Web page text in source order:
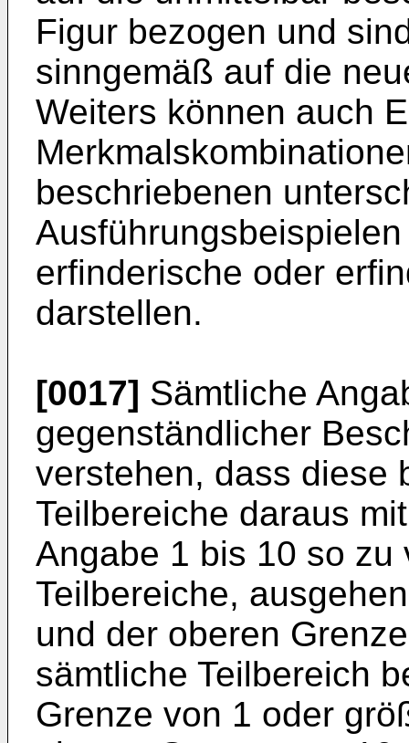
Figur bezogen und
sinngemäß auf die
Weiters können auch
beschriebenen
erfinderische oder
darstellen.
[0017] Sämtliche
gegenständlicher
verstehen, dass diese
Teilbereiche daraus
Angabe 1 bis 10 so
Teilbereiche,
und der oberen
sämtliche Teilbereich
Grenze von 1 oder